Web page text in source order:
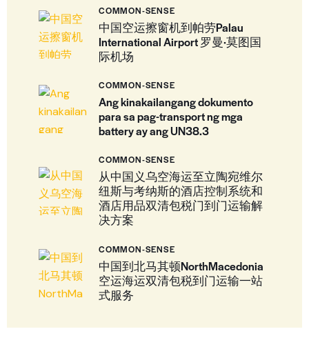
COMMON-SENSE
中国空运擦窗机到帕劳Palau
International Airport 罗曼·莫图国
际机场
COMMON-SENSE
Ang kinakailangang dokumento
para sa pag-transport ng mga
battery ay ang UN38.3
COMMON-SENSE
从中国义乌空海运至立陶宛维尔
纽斯与考纳斯的酒店控制系统和
酒店用品双清包税门到门运输解
决方案
COMMON-SENSE
中国到北马其顿NorthMacedonia
空运海运双清包税到门运输一站
式服务